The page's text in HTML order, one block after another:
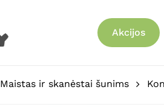
Akcijos
Maistas ir skanėstai šunims